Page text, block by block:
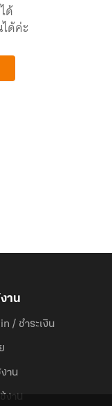
ด้
ด้ค่ะ
าน
/ ชำระเงิน
าน
งาน